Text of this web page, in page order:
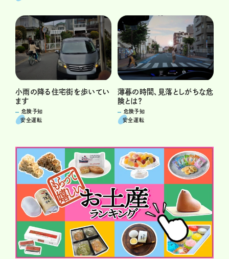
小雨の降る住宅街を歩いてい
ます
危険予知
安全運転
薄暮の時間、見落としがちな危
険とは？
危険予知
安全運転